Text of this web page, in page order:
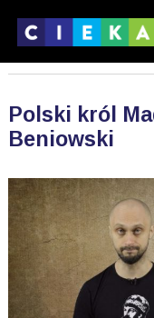
Polski król
Beniowski